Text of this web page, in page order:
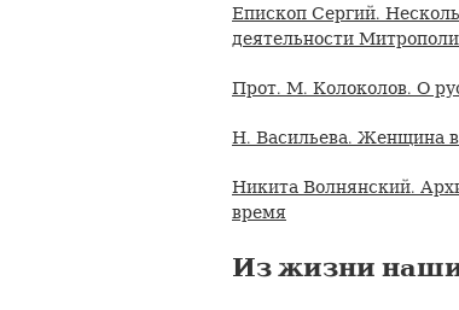
Епископ Сергий.
деятельности
Прот. М. Колоколов. О
Н. Васильева. Женщина в
Никита Волнянский.
время
Из жизни